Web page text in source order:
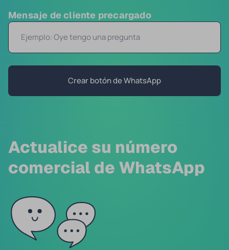
Mensaje de cliente precargado
Crear botón de WhatsApp
Actualice su número
comercial de WhatsApp